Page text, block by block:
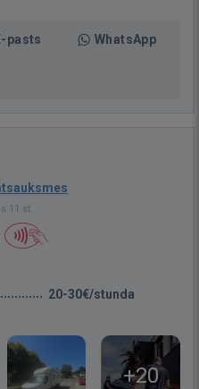
pasts WhatsApp
11 st.
20-30€/stunda
+20